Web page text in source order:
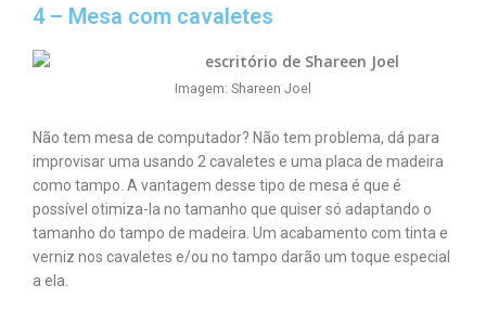
4 – Mesa com cavaletes
Imagem: Shareen Joel
Não tem mesa de computador? Não tem problema, dá para
improvisar uma usando 2 cavaletes e uma placa de madeira
como tampo. A vantagem desse tipo de mesa é que é
possível otimiza-la no tamanho que quiser só adaptando o
tamanho do tampo de madeira. Um acabamento com tinta e
verniz nos cavaletes e/ou no tampo darão um toque especial
a ela.